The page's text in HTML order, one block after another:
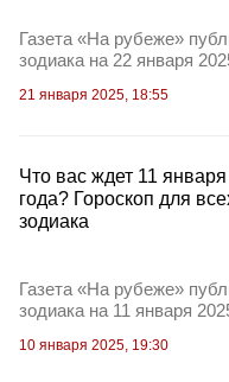
Газета «На рубеже»
зодиака на 22 января
21 января 2025, 18:55
Что вас ждет 11
года? Гороскоп для
зодиака
Газета «На рубеже»
зодиака на 11 января
10 января 2025, 19:30